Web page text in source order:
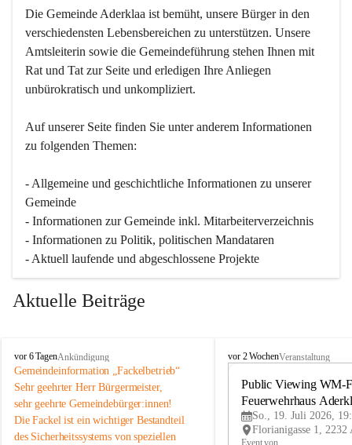
Die Gemeinde Aderklaa ist bemüht, unsere Bürger in den
verschiedensten Lebensbereichen zu unterstützen. Unsere
Amtsleiterin sowie die Gemeindeführung stehen Ihnen mit
Rat und Tat zur Seite und erledigen Ihre Anliegen
unbürokratisch und unkompliziert.
Auf unserer Seite finden Sie un­ter an­de­rem Informationen
zu folgenden Themen:
- Allgemeine und geschichtliche Informationen zu unserer
Gemeinde
- Informationen zur Gemeinde inkl. Mitarbeiterverzeichnis
- Informationen zu Politik, politischen Mandataren
- Aktuell laufende und abgeschlossene Projekte
Aktuelle Beiträge
A
d
e
r
k
l
a
vor 6 TagenAnkündigung
Gemeindeinformation „Fackelbetrieb“
Sehr geehrter Herr Bürgermeister,
sehr geehrte Gemeindebürger:innen!
Die Fackel ist ein wichtiger Bestandteil
des Sicherheitssystems von speziellen
A
vor 2 WochenVeranstaltung
Public Viewing WM-
Feuerwehrhaus
So., 19. Juli 2026,
Event von